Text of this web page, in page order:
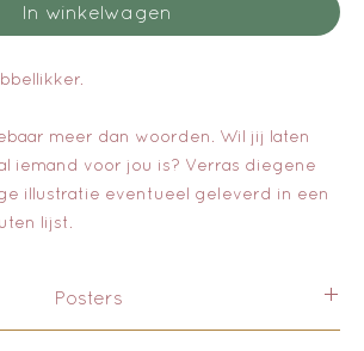
In winkelwagen
meer dan woorden. Wil jij laten
iemand voor jou is? Verras diegene
illustratie eventueel geleverd in een
lijst.
Posters